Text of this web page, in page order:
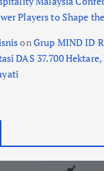
Players to Shape
onGrup MIND ID
DAS 37.700